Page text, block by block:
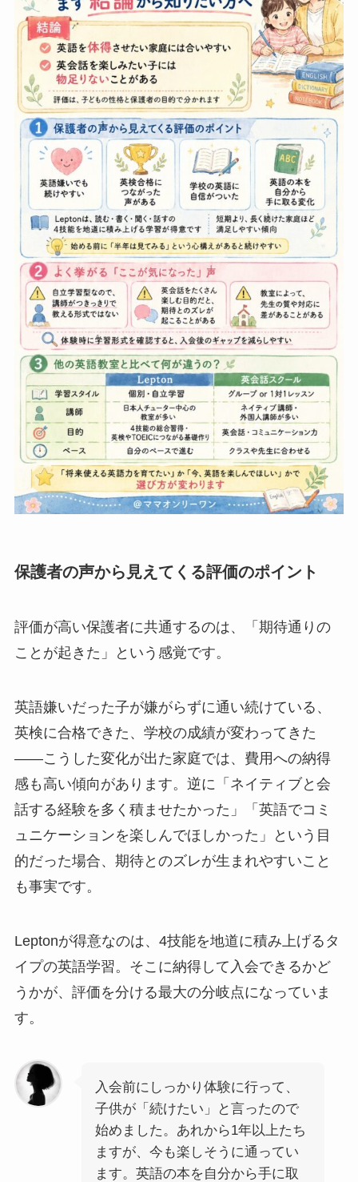
保護者の声から見えてくる評価のポイント
評価が高い保護者に共通するのは、「期待通りの
ことが起きた」という感覚です。
英語嫌いだった子が嫌がらずに通い続けている、
英検に合格できた、学校の成績が変わってきた
——こうした変化が出た家庭では、費用への納得
感も高い傾向があります。逆に「ネイティブと会
話する経験を多く積ませたかった」「英語でコミ
ュニケーションを楽しんでほしかった」という目
的だった場合、期待とのズレが生まれやすいこと
も事実です。
Leptonが得意なのは、4技能を地道に積み上げるタ
イプの英語学習。そこに納得して入会できるかど
うかが、評価を分ける最大の分岐点になっていま
す。
入会前にしっかり体験に行って、
子供が「続けたい」と言ったので
始めました。あれから1年以上たち
ますが、今も楽しそうに通ってい
ます。英語の本を自分から手に取